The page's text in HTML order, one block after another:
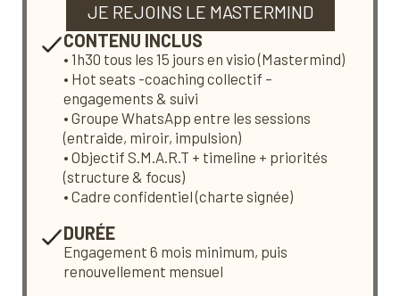
JE REJOINS LE MASTERMIND
CONTENU INCLUS
• 1h30 tous les 15 jours en visio (Mastermind)
• Hot seats -coaching collectif –
engagements & suivi
• Groupe WhatsApp entre les sessions
(entraide, miroir, impulsion)
• Objectif S.M.A.R.T + timeline + priorités
(structure & focus)
• Cadre confidentiel (charte signée)
DURÉE
Engagement 6 mois minimum, puis
renouvellement mensuel